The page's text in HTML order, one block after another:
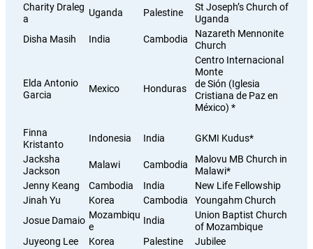
Charity Draleg
a
Uganda Palestine
St Joseph’s Church of
Uganda
Disha Masih
India Cambodia
Nazareth Mennonite
Church
Elda Antonio
Garcia
Mexico Honduras
Centro Internacional
Monte
de Sión (Iglesia
Cristiana de Paz en
México) *
Finna
Kristanto
Indonesia India
GKMI Kudus*
Jacksha
Jackson
Malawi Cambodia
Malovu MB Church in
Malawi*
Jenny Keang
Cambodia India
New Life Fellowship
Jinah Yu
Korea Cambodia
Youngahm Church
Josue Damaio Mozambiqu
e
India
Union Baptist Church
of Mozambique
Juyeong Lee
Korea Palestine
Jubilee